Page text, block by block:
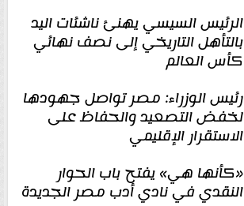
الرئيس السيسي يهنئ ناشئات اليد
بالتأهل التاريخي إلى نصف نهائي
كأس العالم
رئيس الوزراء: مصر تواصل جهودها
لخفض التصعيد والحفاظ على
الاستقرار الإقليمي
«كأنها هي» يفتح باب الحوار
النقدي في نادي أدب مصر الجديدة